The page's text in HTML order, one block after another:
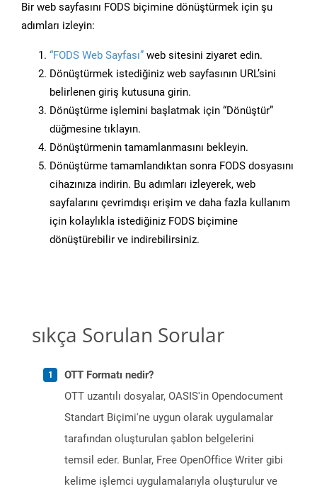
Bir web sayfasını FODS biçimine dönüştürmek için şu
adımları izleyin:
“FODS Web Sayfası” web sitesini ziyaret edin.
Dönüştürmek istediğiniz web sayfasının URL’sini
belirlenen giriş kutusuna girin.
Dönüştürme işlemini başlatmak için “Dönüştür”
düğmesine tıklayın.
Dönüştürmenin tamamlanmasını bekleyin.
Dönüştürme tamamlandıktan sonra FODS dosyasını
cihazınıza indirin. Bu adımları izleyerek, web
sayfalarını çevrimdışı erişim ve daha fazla kullanım
için kolaylıkla istediğiniz FODS biçimine
dönüştürebilir ve indirebilirsiniz.
sıkça Sorulan Sorular
OTT Formatı nedir?
OTT uzantılı dosyalar, OASIS'in Opendocument
Standart Biçimi'ne uygun olarak uygulamalar
tarafından oluşturulan şablon belgelerini
temsil eder. Bunlar, Free OpenOffice Writer gibi
kelime işlemci uygulamalarıyla oluşturulur ve